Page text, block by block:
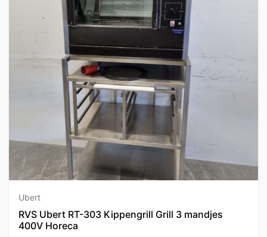
Ubert
RVS Ubert RT-303 Kippengrill Grill 3 mandjes
400V Horeca